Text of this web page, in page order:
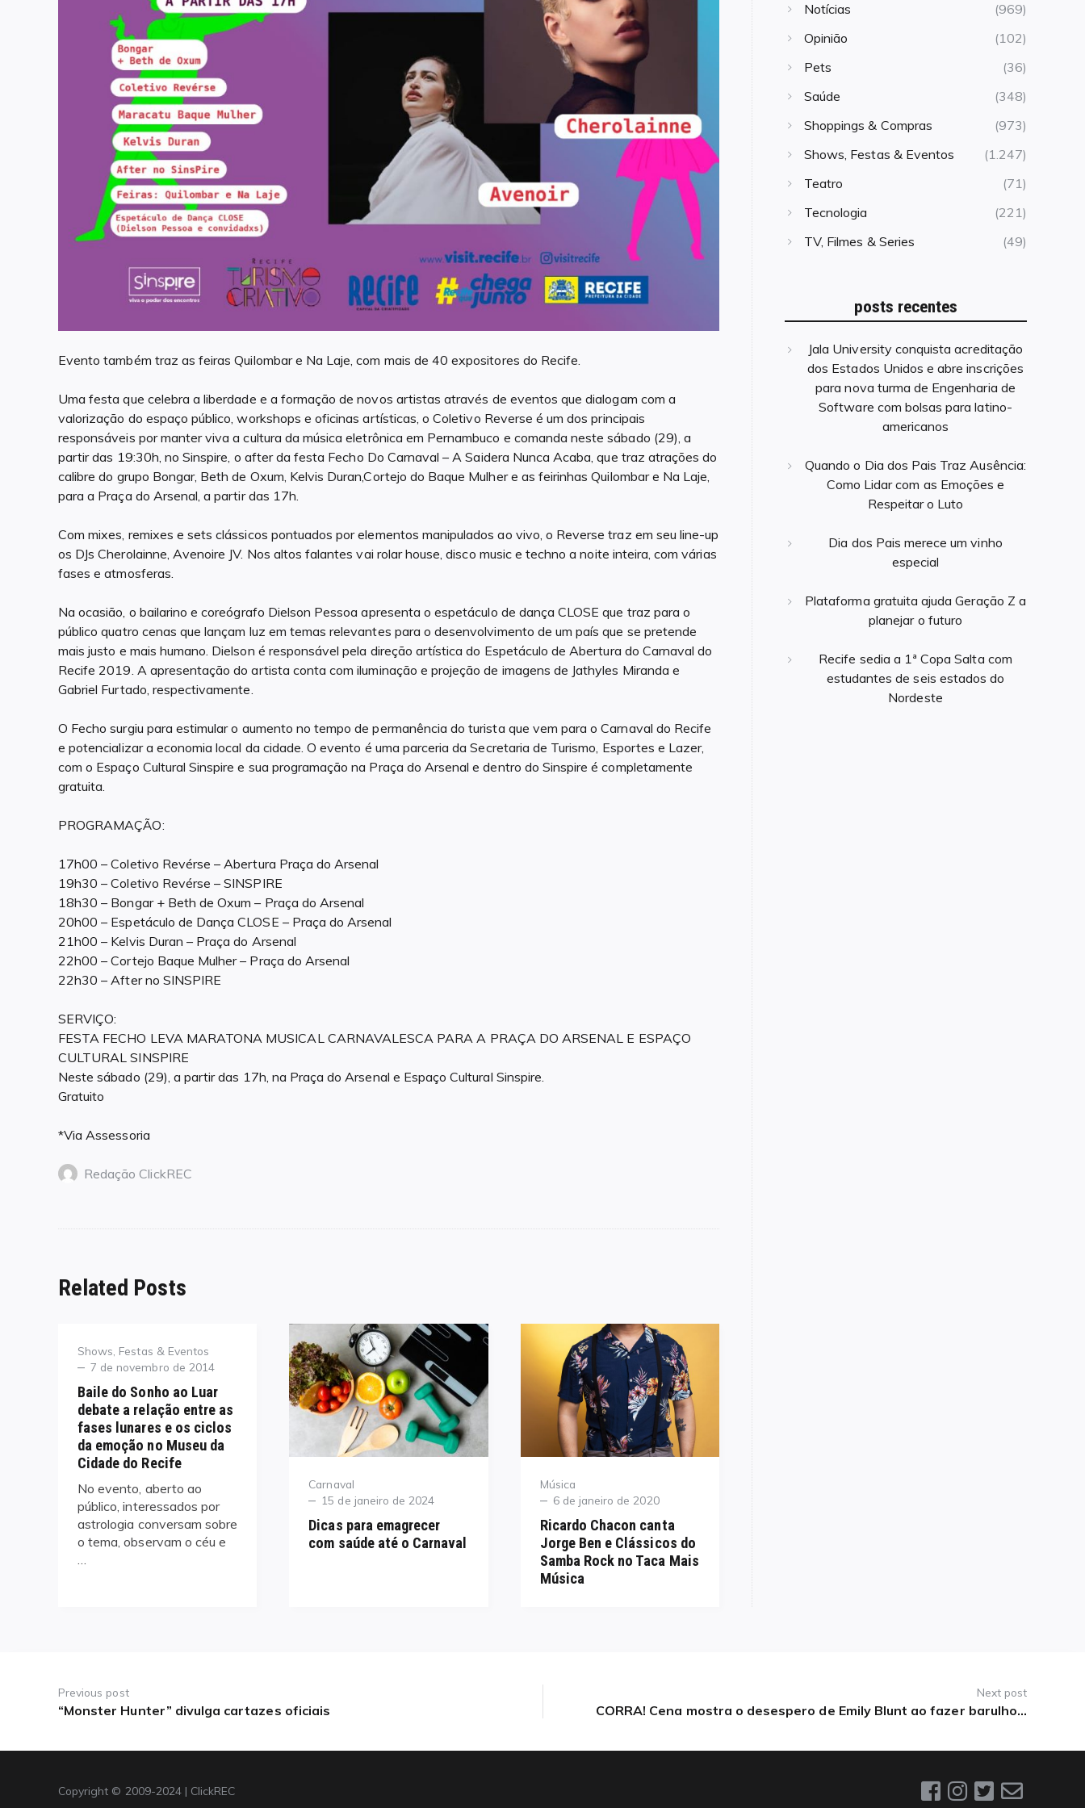
Evento também traz as feiras Quilombar e Na Laje, com mais de 40 expositores do Recife.
Uma festa que celebra a liberdade e a formação de novos artistas através de eventos que dialogam com a
valorização do espaço público, workshops e oficinas artísticas, o Coletivo Reverse é um dos principais
responsáveis por manter viva a cultura da música eletrônica em Pernambuco e comanda neste sábado (29), a
partir das 19:30h, no Sinspire, o after da festa Fecho Do Carnaval – A Saidera Nunca Acaba, que traz atrações do
calibre do grupo Bongar, Beth de Oxum, Kelvis Duran,Cortejo do Baque Mulher e as feirinhas Quilombar e Na Laje,
para a Praça do Arsenal, a partir das 17h.
Com mixes, remixes e sets clássicos pontuados por elementos manipulados ao vivo, o Reverse traz em seu line-up
os DJs Cherolainne, Avenoire JV. Nos altos falantes vai rolar house, disco music e techno a noite inteira, com várias
fases e atmosferas.
Na ocasião, o bailarino e coreógrafo Dielson Pessoa apresenta o espetáculo de dança CLOSE que traz para o
público quatro cenas que lançam luz em temas relevantes para o desenvolvimento de um país que se pretende
mais justo e mais humano. Dielson é responsável pela direção artística do Espetáculo de Abertura do Carnaval do
Recife 2019. A apresentação do artista conta com iluminação e projeção de imagens de Jathyles Miranda e
Gabriel Furtado, respectivamente.
O Fecho surgiu para estimular o aumento no tempo de permanência do turista que vem para o Carnaval do Recife
e potencializar a economia local da cidade. O evento é uma parceria da Secretaria de Turismo, Esportes e Lazer,
com o Espaço Cultural Sinspire e sua programação na Praça do Arsenal e dentro do Sinspire é completamente
gratuita.
PROGRAMAÇÃO:
17h00 – Coletivo Revérse – Abertura Praça do Arsenal
19h30 – Coletivo Revérse – SINSPIRE
18h30 – Bongar + Beth de Oxum – Praça do Arsenal
20h00 – Espetáculo de Dança CLOSE – Praça do Arsenal
21h00 – Kelvis Duran – Praça do Arsenal
22h00 – Cortejo Baque Mulher – Praça do Arsenal
22h30 – After no SINSPIRE
SERVIÇO:
FESTA FECHO LEVA MARATONA MUSICAL CARNAVALESCA PARA A PRAÇA DO ARSENAL E ESPAÇO
CULTURAL SINSPIRE
Neste sábado (29), a partir das 17h, na Praça do Arsenal e Espaço Cultural Sinspire.
Gratuito
*Via Assessoria
Redação ClickREC
Related Posts
Category
Shows, Festas & Eventos
Posted
7 de novembro de 2014
Baile do Sonho ao Luar
debate a relação entre as
fases lunares e os ciclos
da emoção no Museu da
Cidade do Recife
No evento, aberto ao
público, interessados por
astrologia conversam sobre
o tema, observam o céu e
…
Category
Carnaval
Posted
15 de janeiro de 2024
Dicas para emagrecer
com saúde até o Carnaval
Category
Música
Posted
6 de janeiro de 2020
Ricardo Chacon canta
Jorge Ben e Clássicos do
Samba Rock no Taca Mais
Música
Notícias
(969)
Opinião
(102)
Pets
(36)
Saúde
(348)
Shoppings & Compras
(973)
Shows, Festas & Eventos
(1.247)
Teatro
(71)
Tecnologia
(221)
TV, Filmes & Series
(49)
posts recentes
Jala University conquista acreditação
dos Estados Unidos e abre inscrições
para nova turma de Engenharia de
Software com bolsas para latino-
americanos
Quando o Dia dos Pais Traz Ausência:
Como Lidar com as Emoções e
Respeitar o Luto
Dia dos Pais merece um vinho
especial
Plataforma gratuita ajuda Geração Z a
planejar o futuro
Recife sedia a 1ª Copa Salta com
estudantes de seis estados do
Nordeste
de
Post
Previous post
Previous
“Monster Hunter” divulga cartazes oficiais
Next post
NextCORRA! Cena mostra o desespero de Emily Blunt ao fazer barulho…
Copyright © 2009-2024 | ClickREC